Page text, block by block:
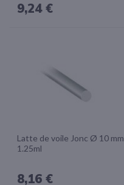
9,24 €
Latte de voile Jonc Ø 10 mm
1.25ml
8,16 €